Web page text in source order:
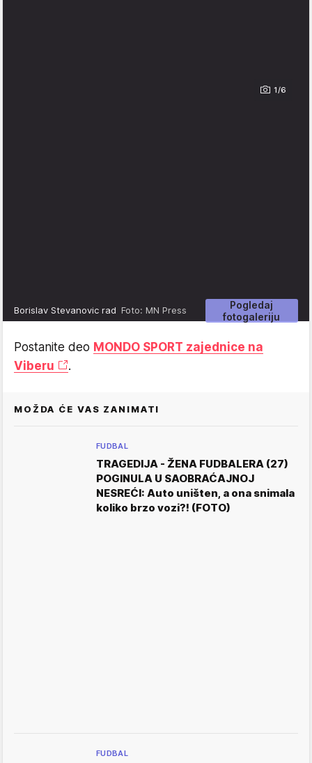
1/6
Pogledaj
fotogaleriju
Borislav Stevanovic rad Foto: MN Press
Postanite deo MONDO SPORT zajednice na
Viberu
.
MOŽDA ĆE VAS ZANIMATI
FUDBAL
TRAGEDIJA - ŽENA FUDBALERA (27)
POGINULA U SAOBRAĆAJNOJ
NESREĆI: Auto uništen, a ona snimala
koliko brzo vozi?! (FOTO)
FUDBAL